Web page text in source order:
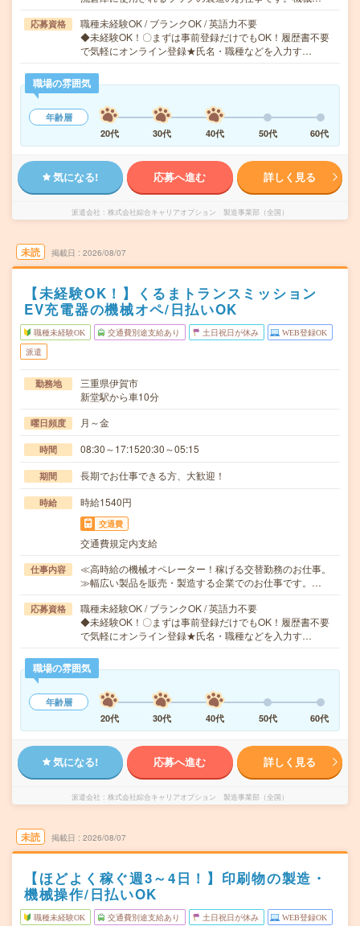
応募資格
職種未経験OK / ブランクOK / 英語力不要
◆未経験OK！〇まずは事前登録だけでもOK！履歴書不要
で気軽にオンライン登録★氏名・職種などを入力す…
職場の雰囲気
年齢層
20代
30代 40代 50代 60代
気になる! 応募へ進む 詳しく見る
派遣会社 株式会社綜合キャリアオプション 製造事業部（全国）
未読 掲載日 2026/08/07
【未経験OK！】くるまトランスミッション
EV充電器の機械オペ/日払いOK
職種未経験OK 交通費別途支給あり 土日祝日が休み WEB登録OK
派遣
勤務地
三重県伊賀市
新堂駅から車10分
曜日頻度 月～金
時間 08:30～17:1520:30～05:15
期間 長期でお仕事できる方、大歓迎！
時給 時給1540円
交通費
交通費規定内支給
仕事内容
≪高時給の機械オペレーター！稼げる交替勤務のお仕事。
≫幅広い製品を販売・製造する企業でのお仕事です。…
応募資格
職種未経験OK / ブランクOK / 英語力不要
◆未経験OK！〇まずは事前登録だけでもOK！履歴書不要
で気軽にオンライン登録★氏名・職種などを入力す…
職場の雰囲気
年齢層
20代
30代 40代 50代 60代
気になる! 応募へ進む 詳しく見る
派遣会社 株式会社綜合キャリアオプション 製造事業部（全国）
未読 掲載日 2026/08/07
【ほどよく稼ぐ週3～4日！】印刷物の製造・
機械操作/日払いOK
職種未経験OK 交通費別途支給あり 土日祝日が休み WEB登録OK